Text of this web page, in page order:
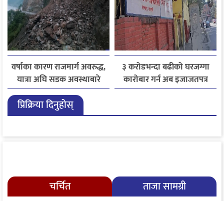
वर्षाका कारण राजमार्ग अवरुद्ध,
यात्रा अघि सडक अवस्थाबारे
जानकारी लिन आग्रह
३ करोडभन्दा बढीको घरजग्गा
कारोबार गर्न अब इजाजतपत्र
अनिवार्य
प्रिक्रिया दिनुहोस्
चर्चित ताजा सामग्री